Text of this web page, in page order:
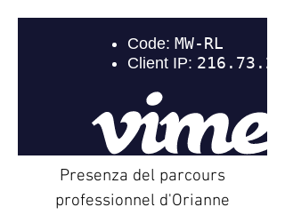
Presenza del parcours
professionnel d'Orianne